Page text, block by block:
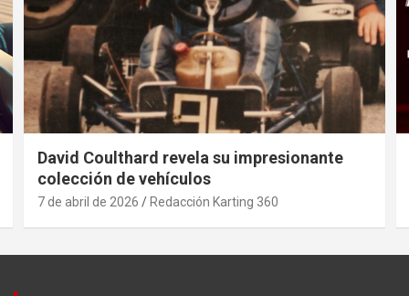
David Coulthard revela su impresionante
colección de vehículos
7 de abril de 2026 Redacción Karting 360